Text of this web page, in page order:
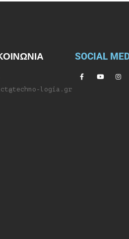
logia.gr
SOCIAL